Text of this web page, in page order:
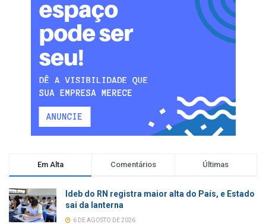
Em Alta Comentários Últimas
Ideb do RN registra maior alta do País, e Estado
sai da lanterna
6 DE AGOSTO DE 2026